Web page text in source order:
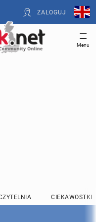
ZALOGUJ
Menu
CIEKAWOSTKI